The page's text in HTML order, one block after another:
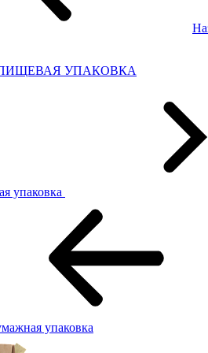
УПАКОВКА
упаковка
упаковка